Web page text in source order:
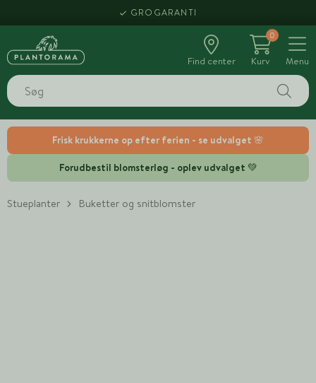
Frisk krukkerne op efter ferien - se udvalget 🌸
Forudbestil blomsterløg - oplev udvalget 💚
GROGARANTI
Find center
0
Kurv
Menu
Stueplanter Buketter og snitblomster